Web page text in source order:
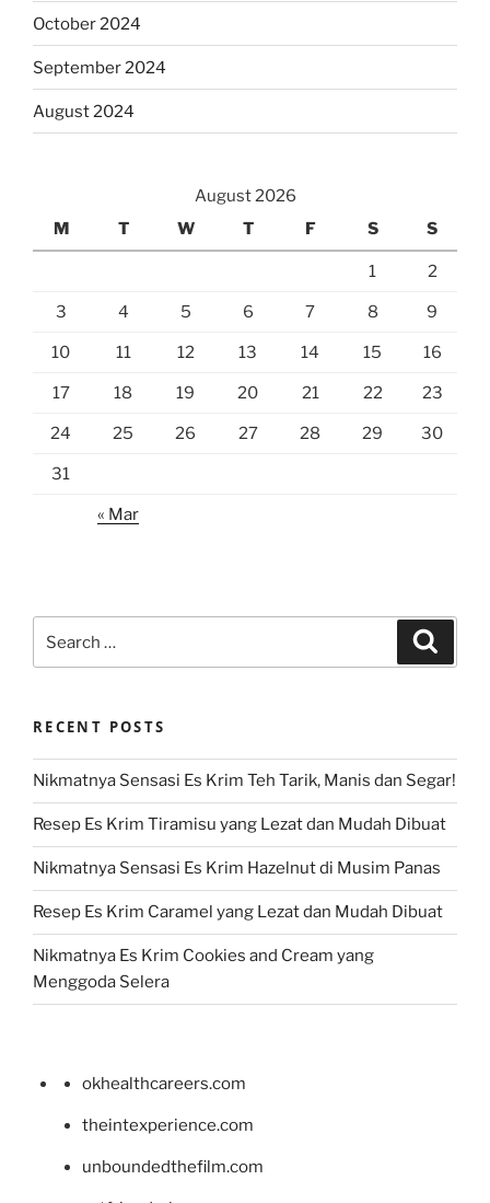
October 2024
September 2024
August 2024
August 2026
M
T W T F S S
1 2
3 4 5 6 7 8 9
10 11 12 13 14 15 16
17 18 19 20 21 22 23
24 25 26 27 28 29 30
31
« Mar
for:
RECENT POSTS
Nikmatnya Sensasi Es Krim Teh Tarik, Manis dan Segar!
Resep Es Krim Tiramisu yang Lezat dan Mudah Dibuat
Nikmatnya Sensasi Es Krim Hazelnut di Musim Panas
Resep Es Krim Caramel yang Lezat dan Mudah Dibuat
Nikmatnya Es Krim Cookies and Cream yang
Menggoda Selera
okhealthcareers.com
theintexperience.com
unboundedthefilm.com